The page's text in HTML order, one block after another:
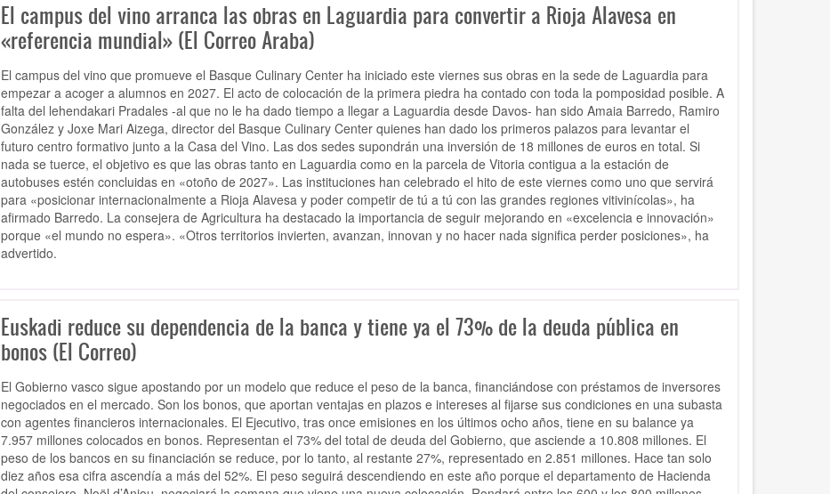
El campus del vino arranca las obras en Laguardia para convertir a Rioja Alavesa en
«referencia mundial» (El Correo Araba)
El campus del vino que promueve el Basque Culinary Center ha iniciado este viernes sus obras en la sede de Laguardia para
empezar a acoger a alumnos en 2027. El acto de colocación de la primera piedra ha contado con toda la pomposidad posible. A
falta del lehendakari Pradales -al que no le ha dado tiempo a llegar a Laguardia desde Davos- han sido Amaia Barredo, Ramiro
González y Joxe Mari Aizega, director del Basque Culinary Center quienes han dado los primeros palazos para levantar el
futuro centro formativo junto a la Casa del Vino. Las dos sedes supondrán una inversión de 18 millones de euros en total. Si
nada se tuerce, el objetivo es que las obras tanto en Laguardia como en la parcela de Vitoria contigua a la estación de
autobuses estén concluidas en «otoño de 2027». Las instituciones han celebrado el hito de este viernes como uno que servirá
para «posicionar internacionalmente a Rioja Alavesa y poder competir de tú a tú con las grandes regiones vitivinícolas», ha
afirmado Barredo. La consejera de Agricultura ha destacado la importancia de seguir mejorando en «excelencia e innovación»
porque «el mundo no espera». «Otros territorios invierten, avanzan, innovan y no hacer nada significa perder posiciones», ha
advertido.
Euskadi reduce su dependencia de la banca y tiene ya el 73% de la deuda pública en
bonos (El Correo)
El Gobierno vasco sigue apostando por un modelo que reduce el peso de la banca, financiándose con préstamos de inversores
negociados en el mercado. Son los bonos, que aportan ventajas en plazos e intereses al fijarse sus condiciones en una subasta
con agentes financieros internacionales. El Ejecutivo, tras once emisiones en los últimos ocho años, tiene en su balance ya
7.957 millones colocados en bonos. Representan el 73% del total de deuda del Gobierno, que asciende a 10.808 millones. El
peso de los bancos en su financiación se reduce, por lo tanto, al restante 27%, representado en 2.851 millones. Hace tan solo
diez años esa cifra ascendía a más del 52%. El peso seguirá descendiendo en este año porque el departamento de Hacienda